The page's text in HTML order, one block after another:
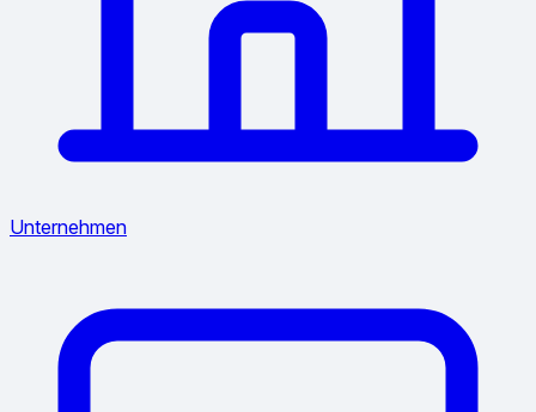
Unternehmen